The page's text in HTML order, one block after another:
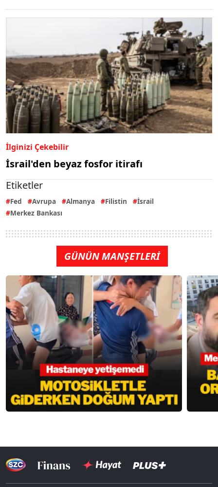
İlginizi Çekebilir
İsrail'den beyaz fosfor itirafı
Etiketler
Fed Avrupa Almanya Filistin
İsrail
Merkez Bankası
GÜNÜN MANŞETLERİ